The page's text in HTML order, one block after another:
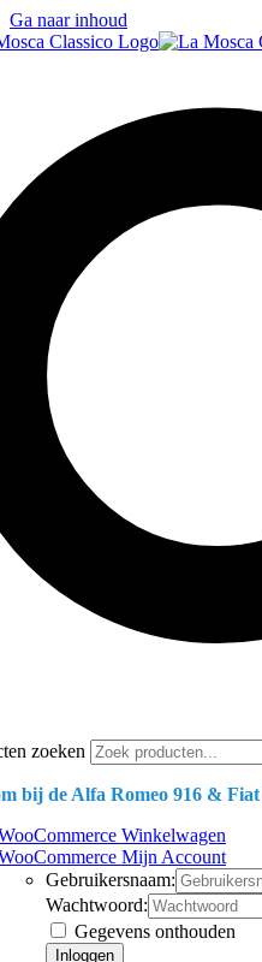
Ga naar inhoud
zoeken
bij de Alfa Romeo 916 &
Winkelwagen
Mijn Account
Gebruikersnaam:
Wachtwoord:
Gegevens onthouden